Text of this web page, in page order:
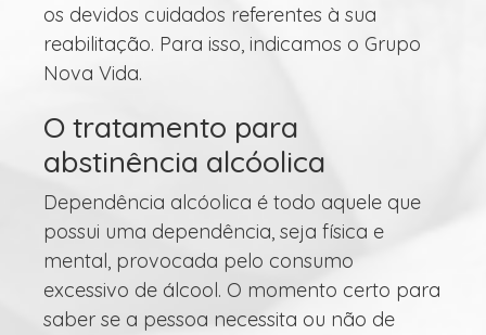
os devidos cuidados referentes à sua
reabilitação. Para isso, indicamos o Grupo
Nova Vida.
O tratamento para
abstinência alcóolica
Dependência alcóolica é todo aquele que
possui uma dependência, seja física e
mental, provocada pelo consumo
excessivo de álcool. O momento certo para
saber se a pessoa necessita ou não de